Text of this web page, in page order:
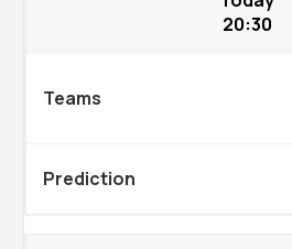
20:30